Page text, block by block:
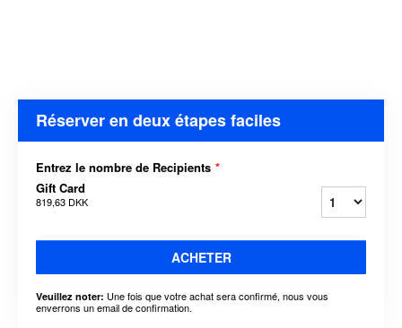
Réserver en deux étapes faciles
Entrez le nombre de Recipients *
Gift Card
819,63 DKK
ACHETER
Veuillez noter: Une fois que votre achat sera confirmé, nous vous
enverrons un email de confirmation.